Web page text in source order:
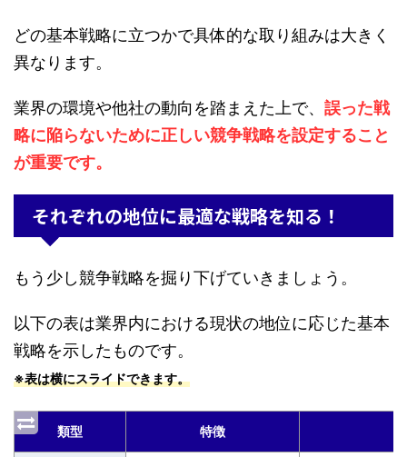
どの基本戦略に立つかで具体的な取り組みは大きく
異なります。
業界の環境や他社の動向を踏まえた上で、 誤った戦
略に陥らないために正しい競争戦略を設定すること
が重要です。
それぞれの地位に最適な戦略を知る！
もう少し競争戦略を掘り下げていきましょう。
以下の表は業界内における現状の地位に応じた基本
戦略を示したものです。
※表は横にスライドできます。
類型 特徴